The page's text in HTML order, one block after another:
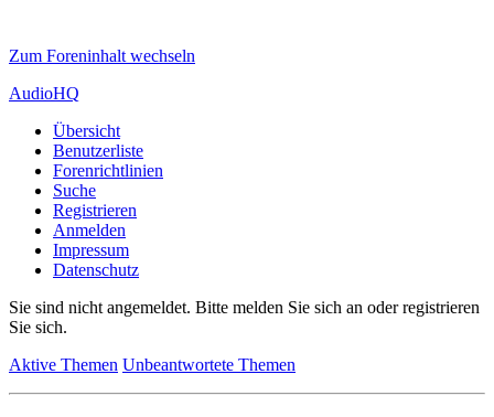
Zum Foreninhalt wechseln
AudioHQ
Übersicht
Benutzerliste
Forenrichtlinien
Suche
Registrieren
Anmelden
Impressum
Datenschutz
Sie sind nicht angemeldet. Bitte melden Sie sich an oder registrieren
Sie sich.
Aktive Themen Unbeantwortete Themen